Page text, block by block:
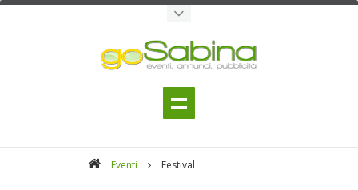
Eventi Festival